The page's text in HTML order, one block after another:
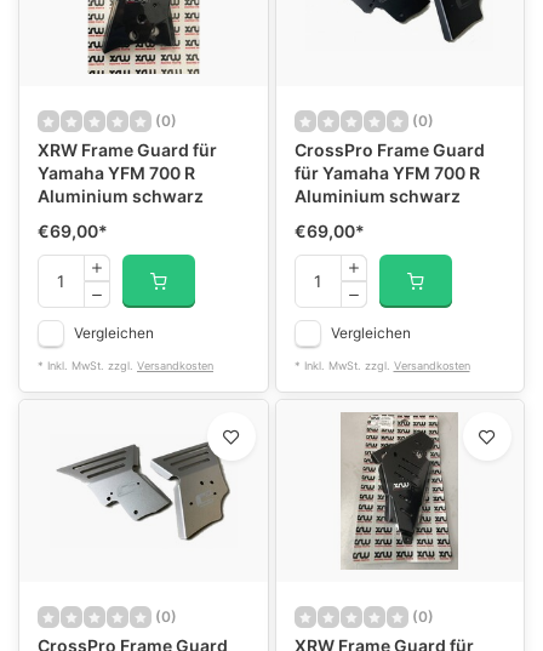
(0)
XRW Frame Guard für
Yamaha YFM 700 R
Aluminium schwarz
€69,00*
Vergleichen
* Inkl. MwSt. zzgl. Versandkosten
(0)
CrossPro Frame Guard
für Yamaha YFM 700 R
Aluminium schwarz
€69,00*
Vergleichen
* Inkl. MwSt. zzgl. Versandkosten
(0)
CrossPro Frame Guard
(0)
XRW Frame Guard für